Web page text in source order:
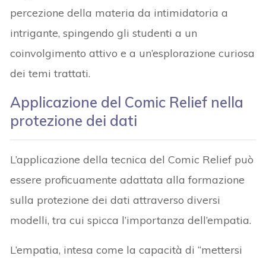
percezione della materia da intimidatoria a
intrigante, spingendo gli studenti a un
coinvolgimento attivo e a un’esplorazione curiosa
dei temi trattati.
Applicazione del Comic Relief nella
protezione dei dati
L’applicazione della tecnica del Comic Relief può
essere proficuamente adattata alla formazione
sulla protezione dei dati attraverso diversi
modelli, tra cui spicca l’importanza dell’empatia.
L’empatia, intesa come la capacità di “mettersi